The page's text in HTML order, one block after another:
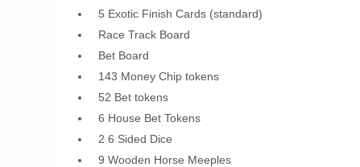
5 Exotic Finish Cards (standard)
Race Track Board
Bet Board
143 Money Chip tokens
52 Bet tokens
6 House Bet Tokens
2 6 Sided Dice
9 Wooden Horse Meeples